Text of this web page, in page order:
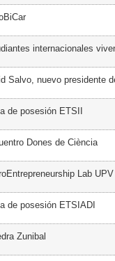
internacionales
Salvo, nuevo presidente
de posesión ETSII
Dones de Ciència
Lab UPV
de posesión ETSIADI
Zunibal